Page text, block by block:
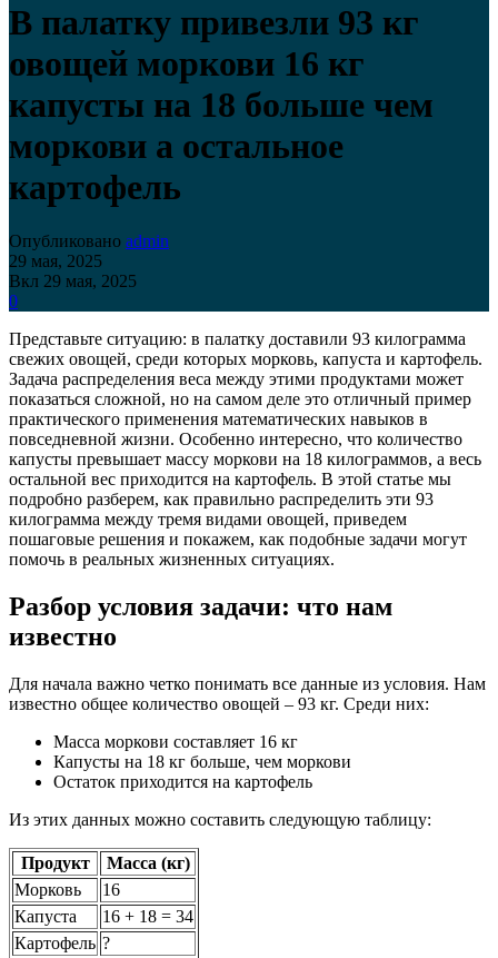
В палатку привезли 93 кг
овощей моркови 16 кг
капусты на 18 больше чем
моркови а остальное
картофель
Опубликовано admin
29 мая, 2025
Вкл 29 мая, 2025
0
Представьте ситуацию: в палатку доставили 93 килограмма
свежих овощей, среди которых морковь, капуста и картофель.
Задача распределения веса между этими продуктами может
показаться сложной, но на самом деле это отличный пример
практического применения математических навыков в
повседневной жизни. Особенно интересно, что количество
капусты превышает массу моркови на 18 килограммов, а весь
остальной вес приходится на картофель. В этой статье мы
подробно разберем, как правильно распределить эти 93
килограмма между тремя видами овощей, приведем
пошаговые решения и покажем, как подобные задачи могут
помочь в реальных жизненных ситуациях.
Разбор условия задачи: что нам
известно
Для начала важно четко понимать все данные из условия. Нам
известно общее количество овощей – 93 кг. Среди них:
Масса моркови составляет 16 кг
Капусты на 18 кг больше, чем моркови
Остаток приходится на картофель
Из этих данных можно составить следующую таблицу:
Продукт
Масса (кг)
Морковь
16
Капуста
16 + 18 = 34
Картофель ?